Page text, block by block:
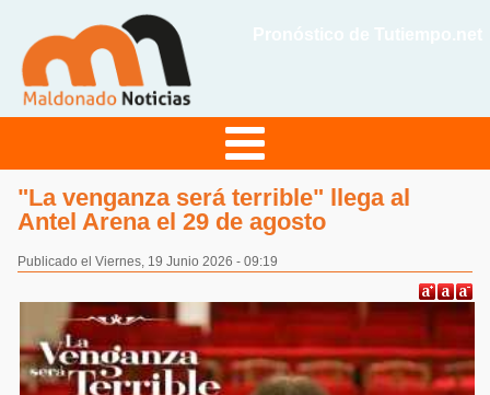
"La venganza será terrible" llega al
Antel Arena el 29 de agosto
Publicado el Viernes, 19 Junio 2026 - 09:19